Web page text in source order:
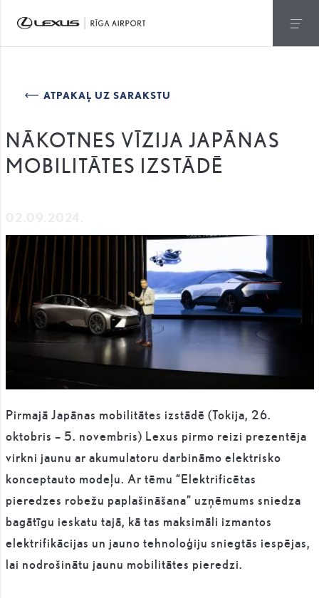
ATPAKAĻ UZ SARAKSTU
NĀKOTNES VĪZIJA JAPĀNAS
MOBILITĀTES IZSTĀDĒ
Pirmajā Japānas mobilitātes izstādē (Tokija, 26.
oktobris – 5. novembris) Lexus pirmo reizi prezentēja
virkni jaunu ar akumulatoru darbināmo elektrisko
konceptauto modeļu. Ar tēmu “Elektrificētas
pieredzes robežu paplašināšana” uzņēmums sniedza
bagātīgu ieskatu tajā, kā tas maksimāli izmantos
elektrifikācijas un jauno tehnoloģiju sniegtās iespējas,
lai nodrošinātu jaunu mobilitātes pieredzi.